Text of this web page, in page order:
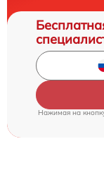
Нажимая на